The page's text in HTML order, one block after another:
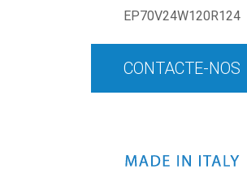
EP70V24W120R124
CONTACTE-NOS